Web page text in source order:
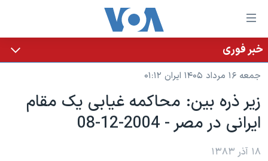
لینکهای
قابل
دسترسی
جهش
محتوای
اصلی
جهش
به
خانه
نسخه سبک وب‌سایت
موضوع ها
ایران
آمریکا
برنامه های تلویزیونی
جدول برنامه ها
خبر فوری
جمعه ۱۶ مرداد ۱۴۰۵ ایران ۰۱:۱۲
زير ذره بين: محاکمه غيابی يک مقام
ايرانی در مصر - 2004-12-08
۱۸ آذر ۱۳۸۳